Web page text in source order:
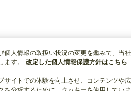
個人情報の取扱い状況の変更を鑑みて、当
ます。
改定した個人情報保護方針はこちら
サイトでの体験を向上させ、コンテンツや